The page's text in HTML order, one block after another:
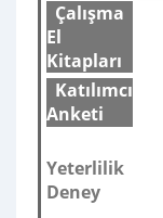
Çalışma
El
Kitapları
Katılımcı
Anketi
Yeterlilik
Deney